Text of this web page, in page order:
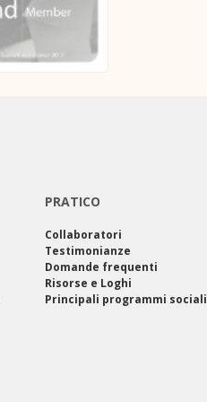
PRATICO
Collaboratori
Testimonianze
Domande frequenti
Risorse e Loghi
Principali programmi sociali